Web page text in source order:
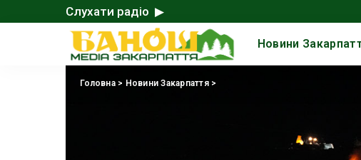
Слухати радіо ▶
Новини
Головна> Новини Закарпаття>